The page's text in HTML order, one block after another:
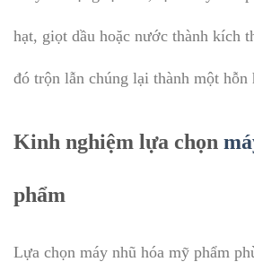
hạt, giọt dầu hoặc nước thành kích
đó trộn lẫn chúng lại thành một hỗn
Kinh nghiệm lựa chọn
phẩm
Lựa chọn máy nhũ hóa mỹ phẩm